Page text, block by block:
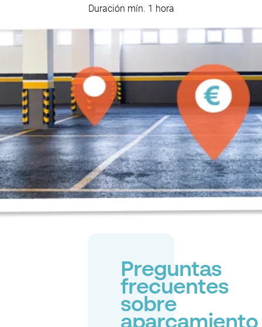
Duración mín. 1 hora
Preguntas
frecuentes
sobre